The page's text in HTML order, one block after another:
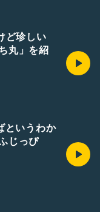
ど珍しい
丸」を紹
というわか
じっぴ